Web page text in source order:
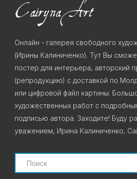
Онлайн - галерея свободного
(Ирины Калиниченко). Тут Вы
постер для интерьера, авторский
(репродукцию) с доставкой по
или цифровой файл картины.
художественных работ с
подписью автора. Заходите! Буду
уважением, Ирина Калиниченко,
Search